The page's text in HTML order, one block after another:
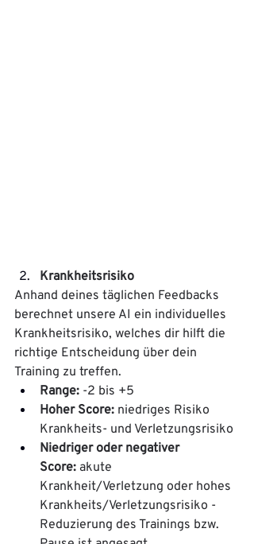
Krankheitsrisiko
Anhand deines täglichen Feedbacks
berechnet unsere AI ein individuelles
Krankheitsrisiko, welches dir hilft die
richtige Entscheidung über dein
Training zu treffen.
Range: -2 bis +5
Hoher Score: niedriges Risiko
Krankheits- und Verletzungsrisiko
Niedriger oder negativer
Score: akute
Krankheit/Verletzung oder hohes
Krankheits/Verletzungsrisiko -
Reduzierung des Trainings bzw.